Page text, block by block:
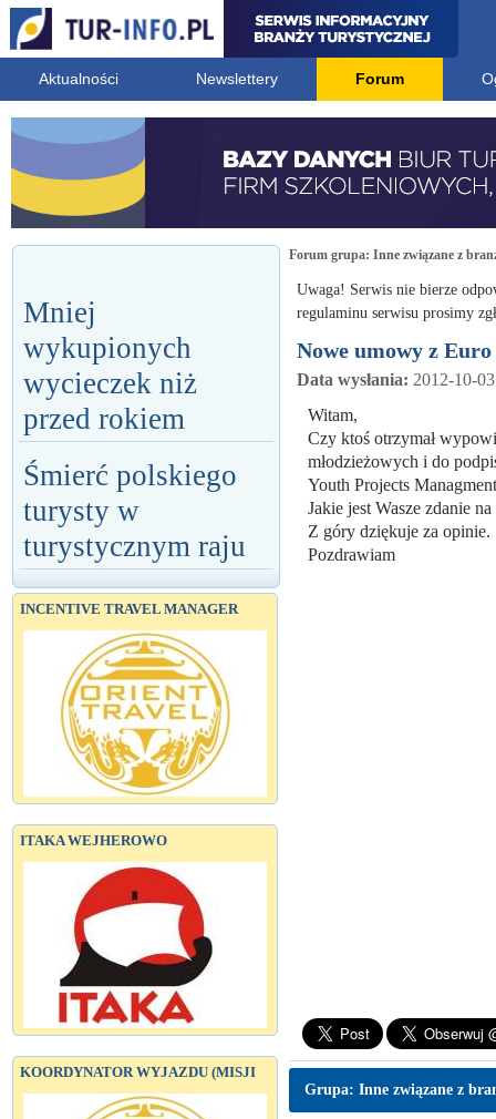
Aktualności Newslettery Forum
Mniej
wykupionych
wycieczek niż
przed rokiem
Śmierć polskiego
turysty w
turystycznym raju
INCENTIVE TRAVEL MANAGER
ITAKA WEJHEROWO
KOORDYNATOR WYJAZDU (MISJI
Forum grupa: Inne związane z
Uwaga! Serwis nie bierze
regulaminu serwisu prosimy
Nowe umowy z Euro
Data wysłania: 2012-10-
Witam,
Czy ktoś otrzymał
młodzieżowych i do
Youth Projects
Jakie jest Wasze zdanie
Z góry dziękuje za opinie.
Pozdrawiam
Grupa: Inne związane z